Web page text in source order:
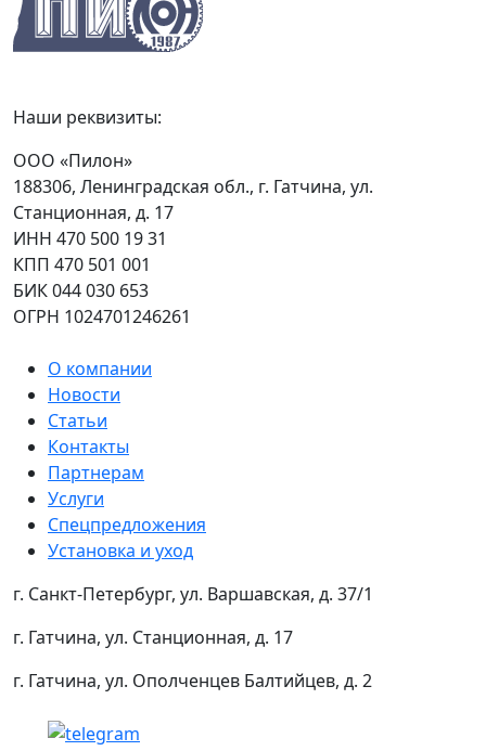
Наши реквизиты:
ООО «Пилон»
188306, Ленинградская обл., г. Гатчина, ул.
Станционная, д. 17
ИНН 470 500 19 31
КПП 470 501 001
БИК 044 030 653
ОГРН 1024701246261
О компании
Новости
Статьи
Контакты
Партнерам
Услуги
Спецпредложения
Установка и уход
г. Санкт-Петербург, ул. Варшавская, д. 37/1
г. Гатчина, ул. Станционная, д. 17
г. Гатчина, ул. Ополченцев Балтийцев, д. 2